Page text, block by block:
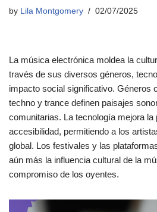
by Lila Montgomery 02/07/2025
La música electrónica moldea la
través de sus diversos géneros,
impacto social significativo. Géneros
techno y trance definen paisajes
comunitarias. La tecnología mejora la
accesibilidad, permitiendo a los
global. Los festivales y las
aún más la influencia cultural de la
compromiso de los oyentes.